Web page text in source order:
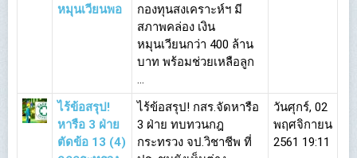
หมุนเวียนพอ
กองทุนสงเคราะห์ฯ มี
สภาพคล่อง เงิน
หมุนเวียนกว่า 400 ล้าน
บาท พร้อมช่วยเหลือลูก
...
ไร้ข้อสรุป!
หารือ 3 ฝ่าย
ตัดข้อ 13 (4)
ไร้ข้อสรุป! กสร.จัดหารือ
3 ฝ่าย ทบทวนกฎ
กระทรวง จป.วิชาชีพ ที่
วันศุกร์, 02
พฤศจิกายน
2561 19:11